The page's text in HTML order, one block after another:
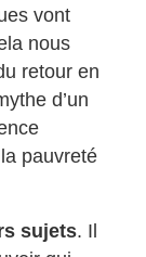
vont
nous
retour en
d’un
pauvreté
sujets. Il